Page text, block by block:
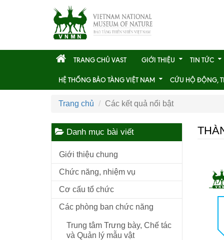
TRANG CHỦ VAST GIỚI THIỆU TIN TỨC
HỆ THỐNG BẢO TÀNG VIỆT NAM CỨU HỘ ĐỘNG,
Trang chủ Các kết quả nổi bật
Danh mục bài viết
Giới thiệu chung
Chức năng, nhiệm vụ
Cơ cấu tổ chức
Các phòng ban chức năng
Trung tâm Trưng bày, Chế tác
và Quản lý mẫu vật